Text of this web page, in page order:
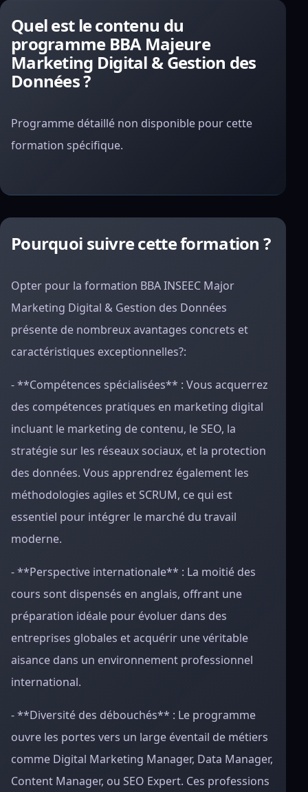
Quel est le contenu du
programme BBA Majeure
Marketing Digital & Gestion des
Données ?
Programme détaillé non disponible pour cette
formation spécifique.
Pourquoi suivre cette formation ?
Opter pour la formation BBA INSEEC Major
Marketing Digital & Gestion des Données
présente de nombreux avantages concrets et
caractéristiques exceptionnelles?:
- **Compétences spécialisées** : Vous acquerrez
des compétences pratiques en marketing digital
incluant le marketing de contenu, le SEO, la
stratégie sur les réseaux sociaux, et la protection
des données. Vous apprendrez également les
méthodologies agiles et SCRUM, ce qui est
essentiel pour intégrer le marché du travail
moderne.
- **Perspective internationale** : La moitié des
cours sont dispensés en anglais, offrant une
préparation idéale pour évoluer dans des
entreprises globales et acquérir une véritable
aisance dans un environnement professionnel
international.
- **Diversité des débouchés** : Le programme
ouvre les portes vers un large éventail de métiers
comme Digital Marketing Manager, Data Manager,
Content Manager, ou SEO Expert. Ces professions